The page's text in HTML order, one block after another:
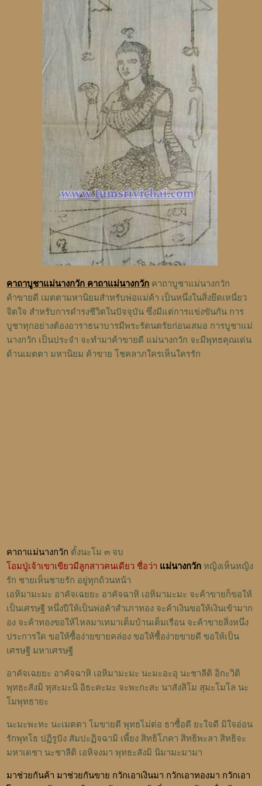
คาถาบูชาแม่นางกวัก คาถาแม่นางกวัก คาถาบูชาแม่นางกวัก
ค้าขายดี เมตตามหานิยมสำหรับพ่อแม่ค้า เป็นหนึ่งในสิ่งยึดเหนี่ยว
จิตใจ สำหรับการดำรงชีวิตในปัจจุบัน ซึ่งมีแต่การแข่งขันกัน การ
บูชาทุกอย่างต้องอาราธนาบารมีพระรัตนตรัยก่อนเสมอ การบูชาแม่
นางกวัก เป็นประจำ จะทำมาค้าขายดี แม่นางกวัก จะมีพุทธคุณเด่น
ด้านเมตตา มหานิยม ค้าขาย โชคลาภใครเห็นใครรัก
คาถาแม่นางกวัก ตั้งนะโม ๓ จบ
โอมปู่เจ้าเขาเขียวมีลูกสาวคนเดียว ชื่อว่า แม่นางกวัก หญิงเห็นหญิง
รัก ชายเห็นชายรัก อยู่ทุกถ้วนหน้า
เอหิมามะมะ อาคัจเฉยยะ อาคัจฉาหิ เอหิมามะมะ จะค้าขายก็ขอให้
เป็นเศรษฐี หนึ่งปีให้เป็นพ่อค้าสำเภาทอง จะค้าเงินขอให้เงินเข้ามาก
อง จะค้าทองขอให้ไหลมาเทมาเต็มบ้านเต็มเรือน จะค้าขายสิ่งหนึ่ง
ประการใด ขอให้ซื้อง่ายขายคล่อง ขอให้ซื้อง่ายขายดี ขอให้เป็น
เศรษฐี มหาเศรษฐี
อาคัจเฉยยะ อาคัจฉาหิ เอหิมามะมะ นะมะอะอุ นะชาลีติ อิกะวิติ
พุทธะสังมิ ทุสะมะนิ อิธะคะมะ จะพะกะสะ นาสังสิโม สุมะโมโล นะ
โมพุทธายะ
นะมะพะทะ นะเมตตา โมขายดี พุทธไม่ต่อ ธาซื้อดี ยะใจดี มิใจอ่อน
รักพุทโธ ปฏิรูปัง สัมปะฏิจฉามิ เพี้ยง สิทธิโภคา สิทธิพะลา สิทธิจะ
มหาเดชา นะชาลีติ เอหิจงมา พุทธะสังมิ นิมามะมามา
มาช่วยกันค้า มาช่วยกันขาย กวักเอาเงินมา กวักเอาทองมา กวักเอา